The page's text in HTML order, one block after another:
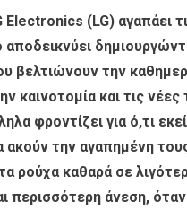
Electronics (LG) αγαπάει
αποδεικνύει
βελτιώνουν την
καινοτομία και τις νέες
φροντίζει για ό,τι
την αγαπημένη
ρούχα καθαρά σε
περισσότερη άνεση,